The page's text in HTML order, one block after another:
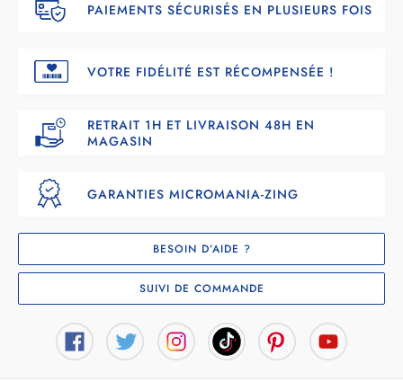
PAIEMENTS SÉCURISÉS EN PLUSIEURS FOIS
VOTRE FIDÉLITÉ EST RÉCOMPENSÉE !
RETRAIT 1H ET LIVRAISON 48H EN
MAGASIN
GARANTIES MICROMANIA-ZING
BESOIN D’AIDE ?
SUIVI DE COMMANDE